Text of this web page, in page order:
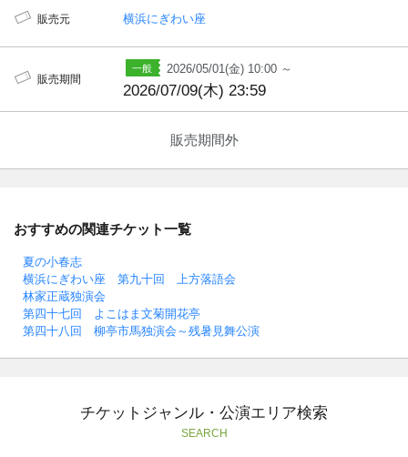
販売元 横浜にぎわい座
販売期間
2026/05/01(金) 10:00 ～
2026/07/09(木) 23:59
販売期間外
おすすめの関連チケット一覧
夏の小春志
横浜にぎわい座 第九十回 上方落語会
林家正蔵独演会
第四十七回 よこはま文菊開花亭
第四十八回 柳亭市馬独演会～残暑見舞公演
チケットジャンル・公演エリア検索
SEARCH